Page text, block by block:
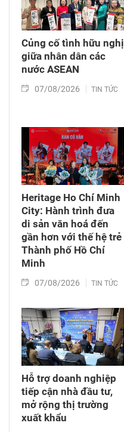
Củng cố tình hữu nghị
giữa nhân dân các
nước ASEAN
07/08/2026 TIN TỨC
Heritage Ho Chí Minh
City: Hành trình đưa
di sản văn hoá đến
gần hơn với thế hệ trẻ
Thành phố Hồ Chí
Minh
07/08/2026 TIN TỨC
Hỗ trợ doanh nghiệp
tiếp cận nhà đầu tư,
mở rộng thị trường
xuất khẩu